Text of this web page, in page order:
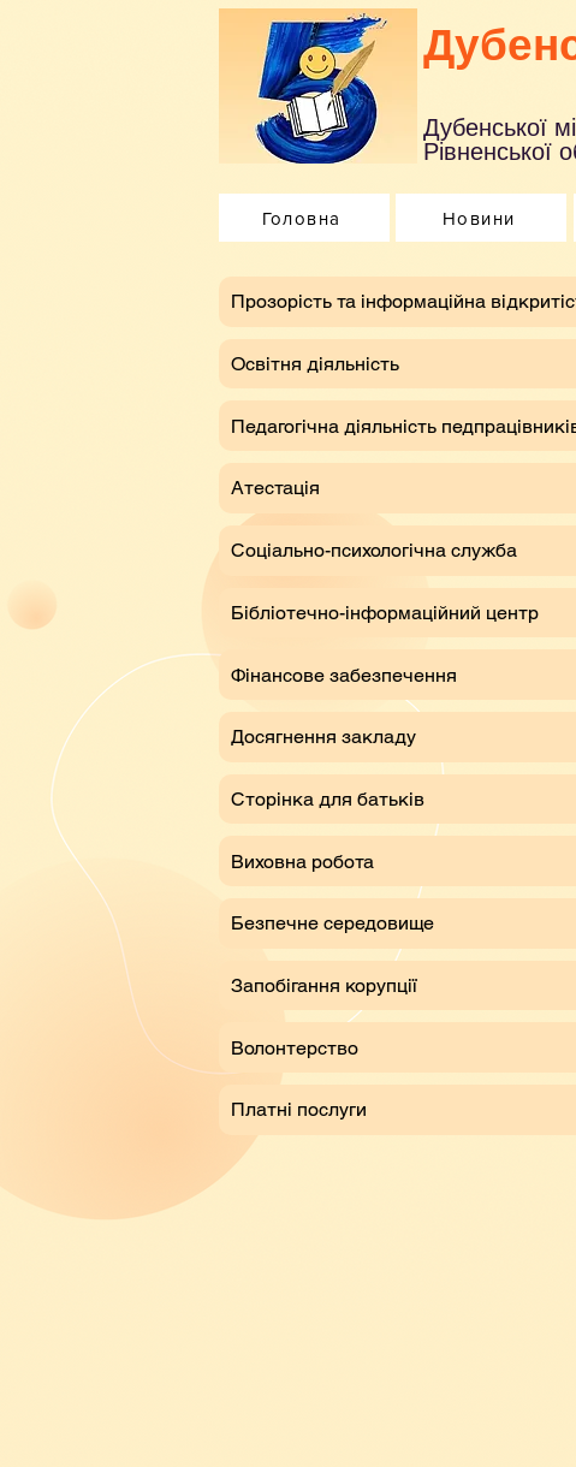
Дубенської
Рівненської
Головна Новини
​Прозорість та інформаційна
Освітня діяльність
Педагогічна діяльність
Атестація
Соціально-психологічна служба
Бібліотечно-інформаційний центр
Фінансове забезпечення
Досягнення закладу
Сторінка для батьків
Виховна робота
Безпечне середовище
Запобігання корупції
Волонтерство
Платні послуги